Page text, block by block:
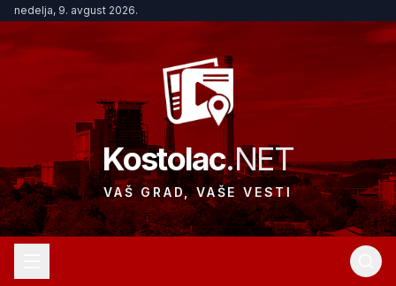
nedelja, 9. avgust 2026.
Kostolac.NET
VAŠ GRAD, VAŠE VESTI